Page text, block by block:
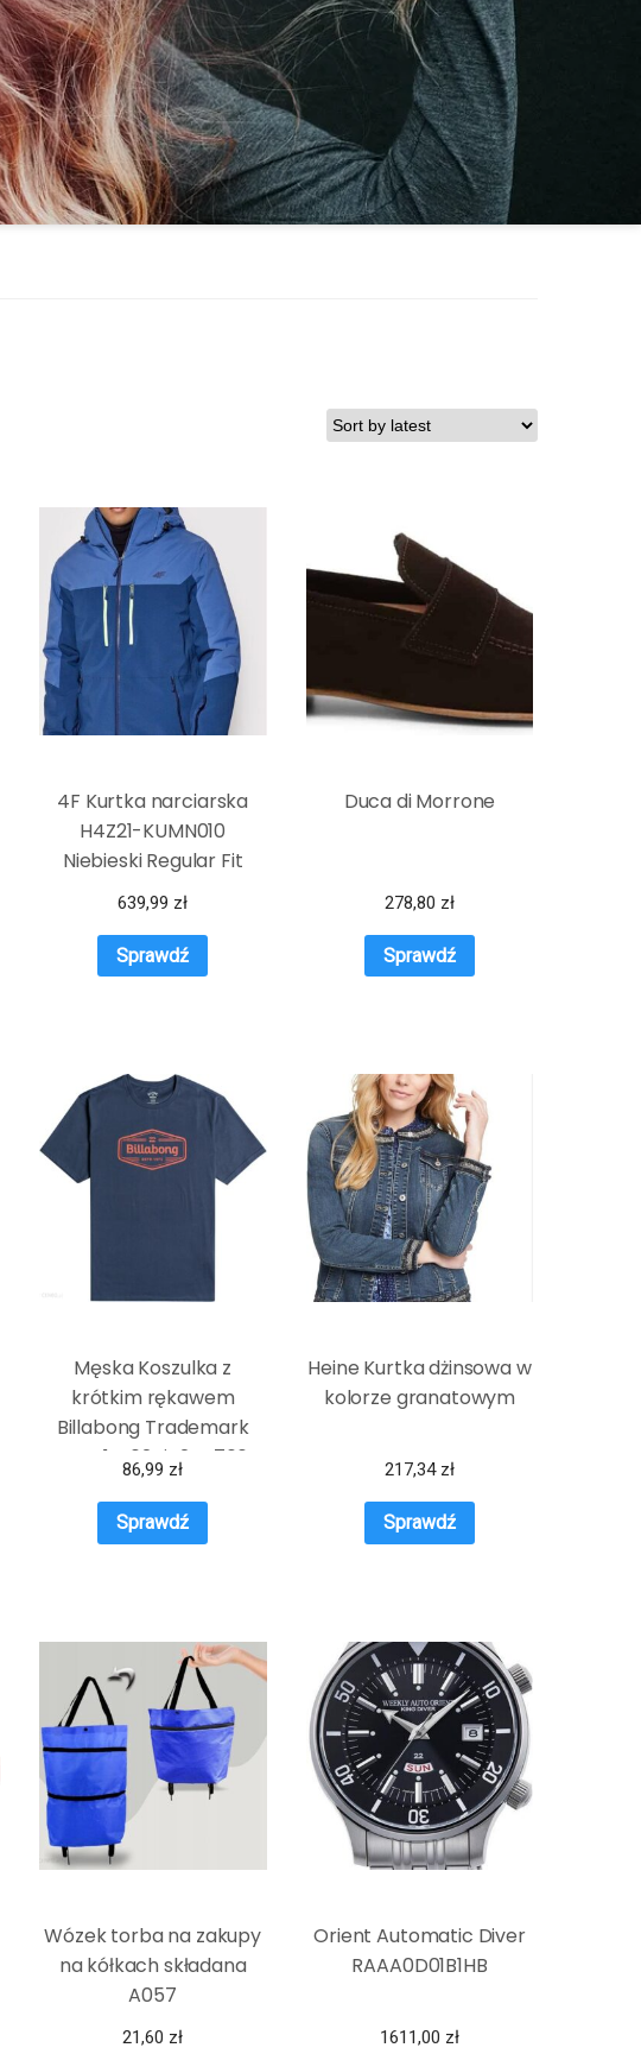
4F Kurtka narciarska
H4Z21-KUMN010
Niebieski Regular Fit
639,99 zł
Sprawdź
Duca di Morrone
278,80 zł
Sprawdź
Męska Koszulka z
krótkim rękawem
Billabong Trademark
Tees C1Ss62Bip2-4766 –
Granatowy
86,99 zł
Sprawdź
Heine Kurtka dżinsowa w
kolorze granatowym
217,34 zł
Sprawdź
Wózek torba na zakupy
na kółkach składana
A057
21,60 zł
Orient Automatic Diver
RAAA0D01B1HB
1611,00 zł